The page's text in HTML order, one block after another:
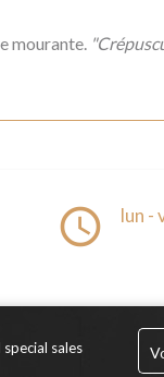
mourante.
access_time lun -
sales